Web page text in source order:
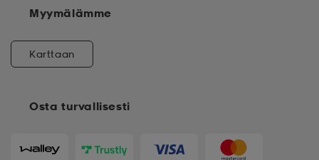
Osta turvallisesti
Myymälämme
Karttaan